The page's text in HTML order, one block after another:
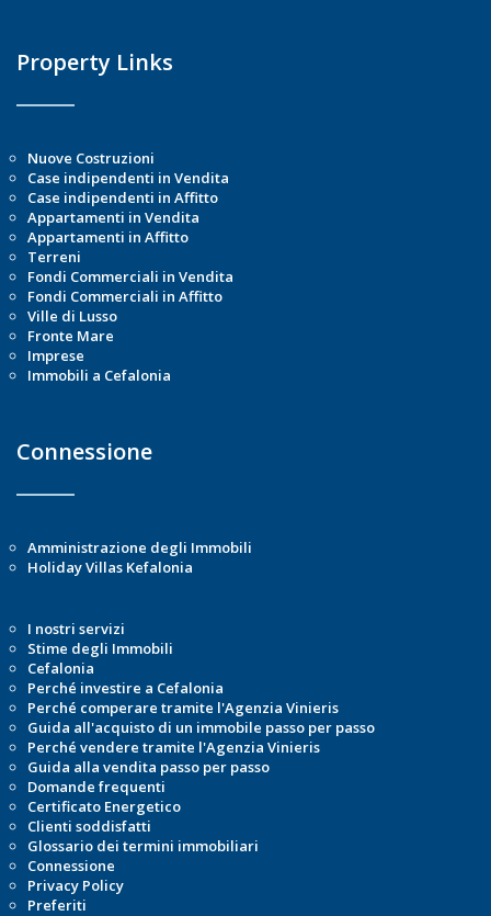
Property Links
Nuove Costruzioni
Case indipendenti in Vendita
Case indipendenti in Affitto
Appartamenti in Vendita
Appartamenti in Affitto
Terreni
Fondi Commerciali in Vendita
Fondi Commerciali in Affitto
Ville di Lusso
Fronte Mare
Imprese
Immobili a Cefalonia
Connessione
Amministrazione degli Immobili
Holiday Villas Kefalonia
I nostri servizi
Stime degli Immobili
Cefalonia
Perché investire a Cefalonia
Perché comperare tramite l'Agenzia Vinieris
Guida all'acquisto di un immobile passo per passo
Perché vendere tramite l'Agenzia Vinieris
Guida alla vendita passo per passo
Domande frequenti
Certificato Energetico
Clienti soddisfatti
Glossario dei termini immobiliari
Connessione
Privacy Policy
Preferiti